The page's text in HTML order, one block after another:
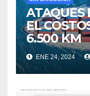
ATAQUES
EL
6.500 KM
ENE 24, 2024